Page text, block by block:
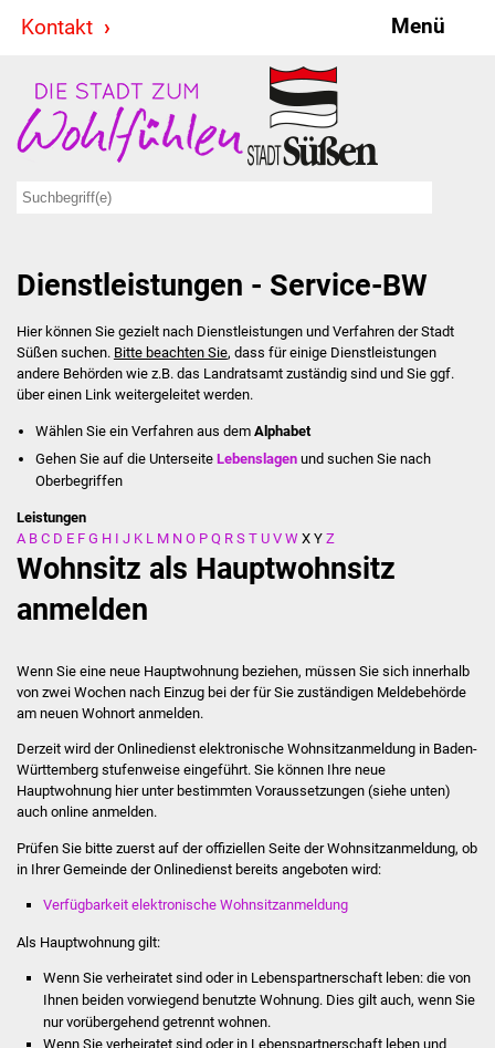
Kontakt Menü
Stadt & Politik
Bürgermeister
Ausschüsse
Ratsinformationssystem
Jugendbeirat
Summerrockfestival
Stadtverwaltung
Stellenangebote
Kontakt
Veröffentlichungen
Ortsrecht
FNP / Bebauungspläne
Stadtinfo
Dienstleistungen - Service-BW
Hier können Sie gezielt nach Dienstleistungen und Verfahren der Stadt
Süßen suchen. Bitte beachten Sie, dass für einige Dienstleistungen
andere Behörden wie z.B. das Landratsamt zuständig sind und Sie ggf.
über einen Link weitergeleitet werden.
Wählen Sie ein Verfahren aus dem Alphabet
Gehen Sie auf die UnterseiteLebenslagen und suchen Sie nach
Oberbegriffen
Leistungen
A B C D E F G H I J K L M N O P Q R S T U V W X Y Z
Wohnsitz als Hauptwohnsitz
anmelden
Wenn Sie eine neue Hauptwohnung beziehen, müssen Sie sich innerhalb
von zwei Wochen nach Einzug bei der für Sie zuständigen Meldebehörde
am neuen Wohnort anmelden.
Derzeit wird der Onlinedienst elektronische Wohnsitzanmeldung in Baden-
Württemberg stufenweise eingeführt. Sie können Ihre neue
Hauptwohnung hier unter bestimmten Voraussetzungen (siehe unten)
auch online anmelden.
Prüfen Sie bitte zuerst auf der offiziellen Seite der Wohnsitzanmeldung, ob
in Ihrer Gemeinde der Onlinedienst bereits angeboten wird:
Verfügbarkeit elektronische Wohnsitzanmeldung
Als Hauptwohnung gilt:
Wenn Sie verheiratet sind oder in Lebenspartnerschaft leben: die von
Ihnen beiden vorwiegend benutzte Wohnung. Dies gilt auch, wenn Sie
nur vorübergehend getrennt wohnen.
Wenn Sie verheiratet sind oder in Lebenspartnerschaft leben und